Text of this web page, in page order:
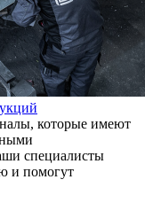
которые имеют
специалисты
и помогут